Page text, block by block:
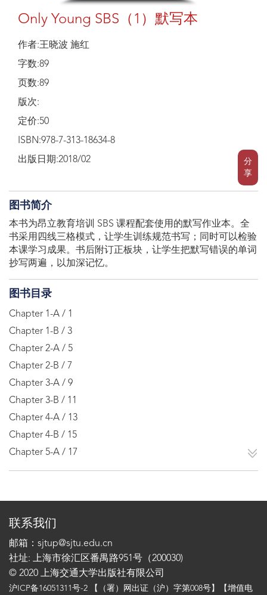
分
享
Only Young SBS（1）默写本
作者:王晓波 施红
字数:89
页数:89
版次:
定价:50
ISBN:978-7-313-18634-8
出版日期:2018/02
图书简介
本书为昂立教育培训 SBS 课程配套使用的默写作业本。全
书采用四线三格模式，让学生训练规范书写；同时可以检验
本课学习成果。书后附订正板块，让学生把默写错误的单词
抄写两遍，以加深记忆。
图书目录
Chapter 1-A / 1
Chapter 1-B / 3
Chapter 2-A / 5
Chapter 2-B / 7
Chapter 3-A / 9
Chapter 3-B / 11
Chapter 4-A / 13
Chapter 4-B / 15
Chapter 5-A / 17
联系我们
邮箱：sjtup@sjtu.edu.cn
社址: 上海市徐汇区番禺路951号（200030)
© 2020 上海交通大学出版社有限公司
沪ICP备16051311号-2 【（署）网出证（沪）字第008号】【增值电